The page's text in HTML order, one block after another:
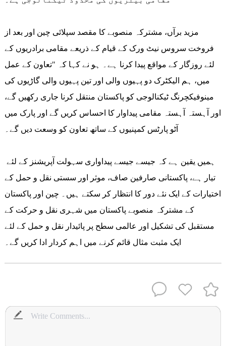
مزید برآں، مشترکہ منصوبے کا مقصد سپلائی چین اور بعد از
فروخت سروس نیٹ ورک کے قیام کے ذریعے مقامی برادریوں کے
لئے روزگار کے مواقع پیدا کرنا ہے۔ ہو نے کہا کہ "تعاون کے عمل
میں، ہم الیکٹرک دو پہیوں والی اور تین پہیوں والی گاڑیوں کی
مینوفیکچرنگ ٹیکنالوجی کو پاکستان منتقل کرنا جاری رکھیں گے،
اور آہستہ آہستہ مقامی پیداوار کا احساس کریں گے اور پارک میں
آٹو پارٹس کمپنیوں کے ساتھ تعاون کو وسعت دیں گے۔
تیار ہے، پاکستانی صارفین صاف، موثر اور سستی نقل و حمل کے
اختیارات کے ایک نئے دور کا انتظار کر سکتے ہیں۔ چین اور پاکستان
کے مشترکہ منصوبے پاکستان میں شہری نقل و حرکت کے
مستقبل کی تشکیل اور عالمی سطح پر پائیدار نقل و حمل کے لئے
ایک مثبت مثال قائم کرنے میں اہم کردار ادا کریں گے۔